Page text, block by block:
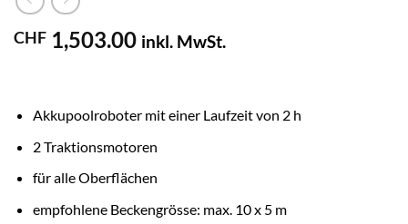
CHF 1,503.00 inkl. MwSt.
Akkupoolroboter mit einer Laufzeit von 2 h
2 Traktionsmotoren
für alle Oberflächen
empfohlene Beckengrösse: max. 10 x 5 m